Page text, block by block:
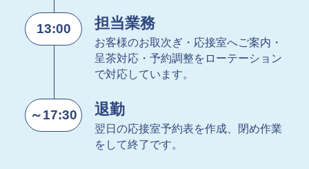
13:00 担当業務
お客様のお取次ぎ・応接室へご案内・
呈茶対応・予約調整をローテーション
で対応しています。
～17:30 退勤
翌日の応接室予約表を作成、閉め作業
をして終了です。